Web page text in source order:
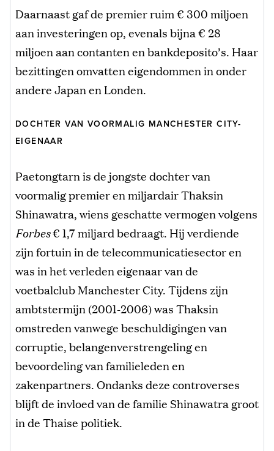
Daarnaast gaf de premier ruim € 300 miljoen
aan investeringen op, evenals bijna € 28
miljoen aan contanten en bankdeposito’s. Haar
bezittingen omvatten eigendommen in onder
andere Japan en Londen.
DOCHTER VAN VOORMALIG MANCHESTER CITY-
EIGENAAR
Paetongtarn is de jongste dochter van
voormalig premier en miljardair Thaksin
Shinawatra, wiens geschatte vermogen volgens
Forbes€ 1,7 miljard bedraagt. Hij verdiende
zijn fortuin in de telecommunicatiesector en
was in het verleden eigenaar van de
voetbalclub Manchester City. Tijdens zijn
ambtstermijn (2001-2006) was Thaksin
omstreden vanwege beschuldigingen van
corruptie, belangenverstrengeling en
bevoordeling van familieleden en
zakenpartners. Ondanks deze controverses
blijft de invloed van de familie Shinawatra groot
in de Thaise politiek.